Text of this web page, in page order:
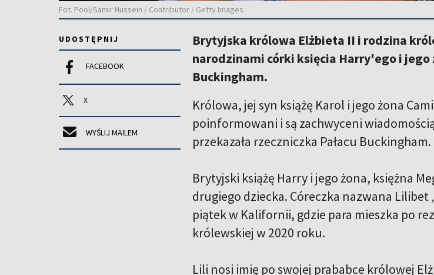
Fot. Pool/Samir Hussein / Contributor / Getty Images
UDOSTĘPNIJ
FACEBOOK
X
WYŚLIJ MAILEM
Brytyjska królowa Elżbieta II i rodzina
narodzinami córki księcia Harry'ego i jego
Buckingham.
Królowa, jej syn książę Karol i jego żona
poinformowani i są zachwyceni
przekazała rzeczniczka Pałacu Buckingham.
Brytyjski książę Harry i jego żona, księżna
drugiego dziecka. Córeczka nazwana
piątek w Kalifornii, gdzie para mieszka po
królewskiej w 2020 roku.
Lili nosi imię po swojej prababce królowej